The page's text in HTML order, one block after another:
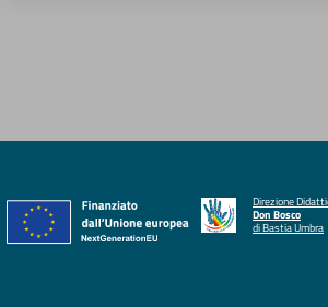
Direzione
Don Bosco
di Bastia Umbra